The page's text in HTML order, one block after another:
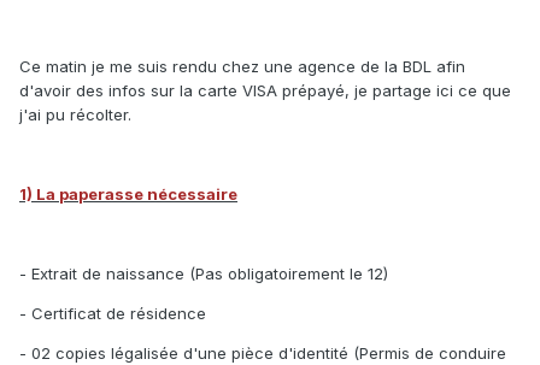
Ce matin je me suis rendu chez une agence de la BDL afin
d'avoir des infos sur la carte VISA prépayé, je partage ici ce que
j'ai pu récolter.
1) La paperasse nécessaire
- Extrait de naissance (Pas obligatoirement le 12)
- Certificat de résidence
- 02 copies légalisée d'une pièce d'identité (Permis de conduire